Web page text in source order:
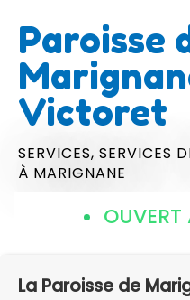
Paroisse
Victoret
SERVICES, SERVICES
À MARIGNANE
La Paroisse de